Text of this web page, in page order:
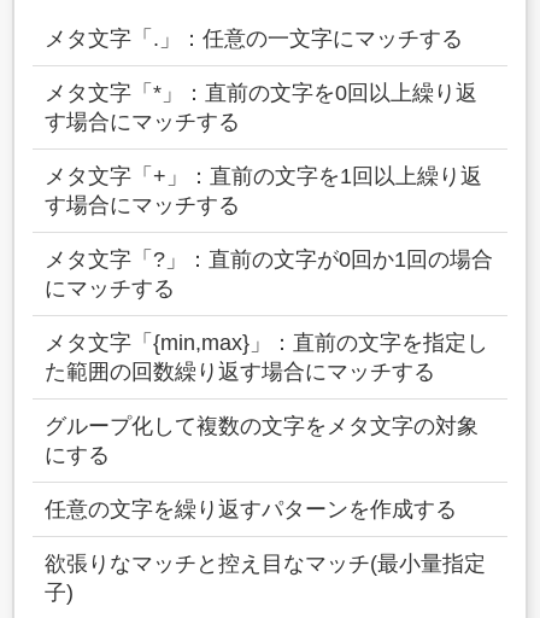
メタ文字「.」：任意の一文字にマッチする
メタ文字「*」：直前の文字を0回以上繰り返
す場合にマッチする
メタ文字「+」：直前の文字を1回以上繰り返
す場合にマッチする
メタ文字「?」：直前の文字が0回か1回の場合
にマッチする
メタ文字「{min,max}」：直前の文字を指定し
た範囲の回数繰り返す場合にマッチする
グループ化して複数の文字をメタ文字の対象
にする
任意の文字を繰り返すパターンを作成する
欲張りなマッチと控え目なマッチ(最小量指定
子)